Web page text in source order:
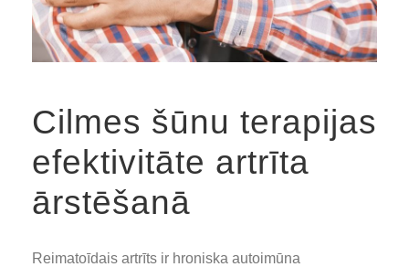
Cilmes šūnu terapijas
efektivitāte artrīta
ārstēšanā
Reimatoīdais artrīts ir hroniska autoimūna